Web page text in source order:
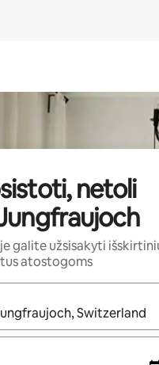
netoli
galite užsisakyti
atostogoms
rezultatai, juos naršyti